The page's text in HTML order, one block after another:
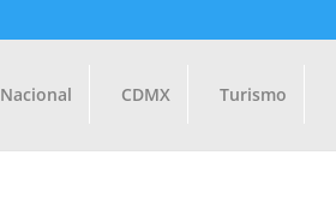
Nacional CDMX Turismo